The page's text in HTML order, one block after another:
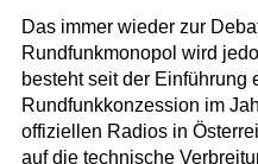
Das immer wieder zur
Rundfunkmonopol wird
besteht seit der Einführung
Rundfunkkonzession im
offiziellen Radios in
auf die technische